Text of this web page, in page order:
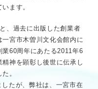
ます。
、過去に出版した創業者
宮市木曽川文化会館内に
業60周年にあたる2011年6
神を顕彰し後世に伝承し
。
たが、弊社は、一宮市在